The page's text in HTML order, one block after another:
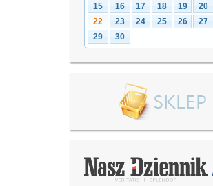
15
16 17 18 19 20
22
23 24 25 26 27
29
30